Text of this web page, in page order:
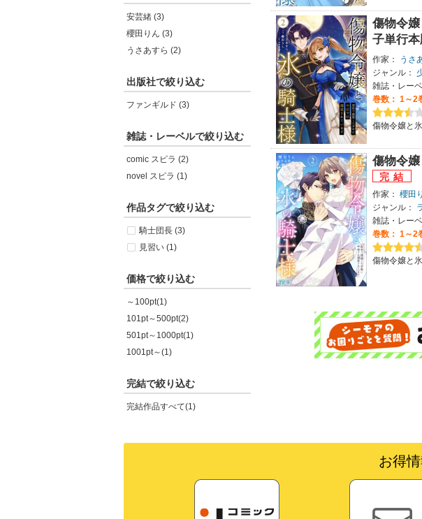
安芸緒 (3)
櫻田りん (3)
うさあすら (2)
出版社で絞り込む
ファンギルド (3)
雑誌・レーベルで絞り込む
comic スピラ (2)
novel スピラ (1)
作品タグで絞り込む
騎士団長 (3)
見習い (1)
価格で絞り込む
～100pt(1)
101pt～500pt(2)
501pt～1000pt(1)
1001pt～(1)
完結で絞り込む
完結作品すべて(1)
傷物令
子単行
作家： うさ
ジャンル：
雑誌・レー
巻数： 1～2
傷物令嬢と
傷物令
作家： 櫻田
ジャンル：
雑誌・レー
巻数： 1～2
傷物令嬢と
お得